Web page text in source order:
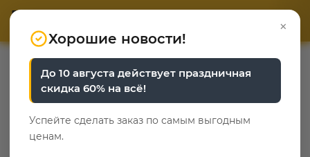
0
Главная — Справочная информация об услугах — Акции
×
Хорошие новости!
До 10 августа действует праздничная
скидка 60% на всё!
Успейте сделать заказ по самым выгодным
ценам.